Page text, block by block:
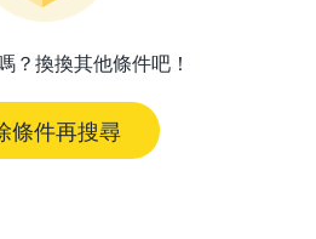
？換換其他條件吧！
條件再搜尋